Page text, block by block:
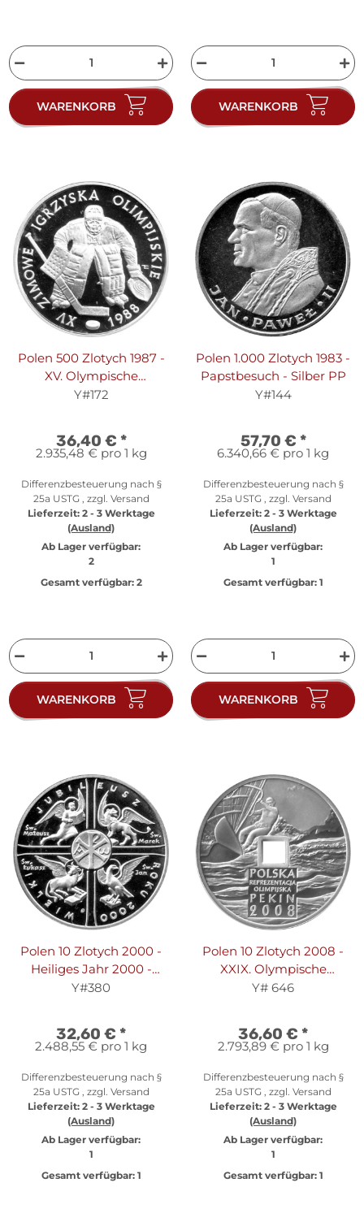
WARENKORB WARENKORB
Polen 500 Zlotych 1987 -
XV. Olympische
Winterspiele 1988 in
Y#172
36,40 € *
2.935,48 € pro 1 kg
Differenzbesteuerung nach §
25a USTG , zzgl. Versand
Lieferzeit: 2 - 3 Werktage
(Ausland)
Ab Lager verfügbar:
2
Gesamt verfügbar:2
WARENKORB
Polen 1.000 Zlotych 1983 -
Papstbesuch - Silber PP
Y#144
57,70 € *
6.340,66 € pro 1 kg
Differenzbesteuerung nach §
25a USTG , zzgl. Versand
Lieferzeit: 2 - 3 Werktage
(Ausland)
Ab Lager verfügbar:
1
Gesamt verfügbar:1
WARENKORB
Polen 10 Zlotych 2000 -
Heiliges Jahr 2000 -
Silber PP
Y#380
32,60 € *
2.488,55 € pro 1 kg
Differenzbesteuerung nach §
25a USTG , zzgl. Versand
Lieferzeit: 2 - 3 Werktage
(Ausland)
Ab Lager verfügbar:
1
Gesamt verfügbar:1
Polen 10 Zlotych 2008 -
XXIX. Olympische
Sommerspiele 2008 in
Y# 646
36,60 € *
2.793,89 € pro 1 kg
Differenzbesteuerung nach §
25a USTG , zzgl. Versand
Lieferzeit: 2 - 3 Werktage
(Ausland)
Ab Lager verfügbar:
1
Gesamt verfügbar:1